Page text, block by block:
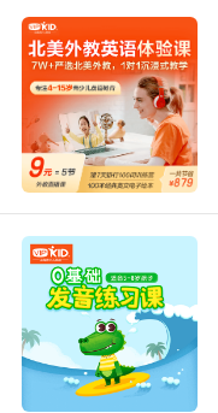
没有五官的羊头
驴可能飞上天了
早就裂缝了
阿凡提的鞋
陀想起了童年
会剩下窟窿
鸡蛋与胡萝卜
想让您高兴高兴